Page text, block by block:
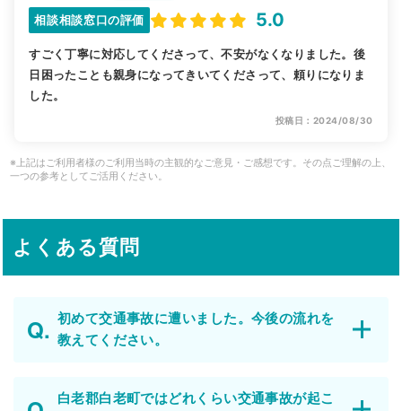
相談相談窓口の評価 5.0
すごく丁寧に対応してくださって、不安がなくなりました。後
日困ったことも親身になってきいてくださって、頼りになりま
した。
投稿日：2024/08/30
※上記はご利用者様のご利用当時の主観的なご意見・ご感想です。その点ご理解の上、
一つの参考としてご活用ください。
よくある質問
初めて交通事故に遭いました。今後の流れを
教えてください。
白老郡白老町ではどれくらい交通事故が起こ